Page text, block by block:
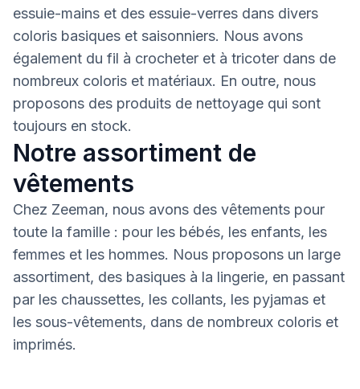
essuie-mains et des essuie-verres dans divers
coloris basiques et saisonniers. Nous avons
également du fil à crocheter et à tricoter dans de
nombreux coloris et matériaux. En outre, nous
proposons des produits de nettoyage qui sont
toujours en stock.
Notre assortiment de
vêtements
Chez Zeeman, nous avons des vêtements pour
toute la famille : pour les bébés, les enfants, les
femmes et les hommes. Nous proposons un large
assortiment, des basiques à la lingerie, en passant
par les chaussettes, les collants, les pyjamas et
les sous-vêtements, dans de nombreux coloris et
imprimés.